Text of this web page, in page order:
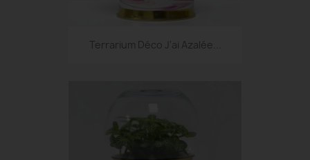
Terrarium Déco J'ai Azalée...